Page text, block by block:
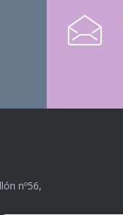
nº56,